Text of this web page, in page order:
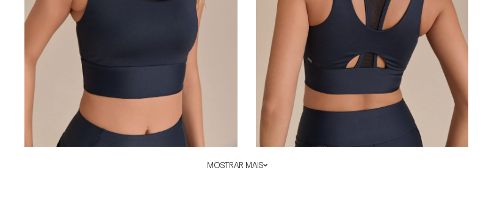
MOSTRAR MAIS